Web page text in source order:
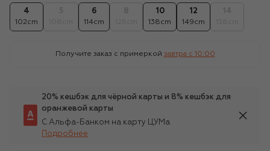
4
102cm
6
114cm
10
138cm
12
149cm
Получите заказ с примеркой завтра c 10:00
20% кешбэк для чёрной карты и 8% кешбэк для
оранжевой карты
С Альфа-Банком на карту ЦУМа
Подробнее